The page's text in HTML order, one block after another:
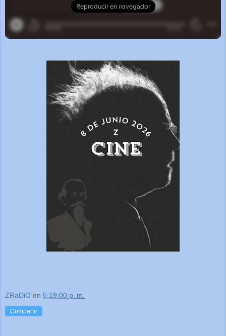
ZRaDiO en 5:19:00 p. m.
Compartir